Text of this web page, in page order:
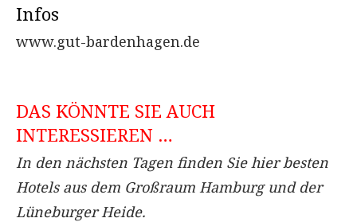
Infos
www.gut-bardenhagen.de
DAS KÖNNTE SIE AUCH
INTERESSIEREN …
In den nächsten Tagen finden Sie hier besten
Hotels aus dem Großraum Hamburg und der
Lüneburger Heide.